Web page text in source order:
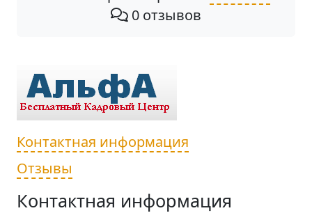
0 отзывов
Контактная информация
Отзывы
Контактная информация